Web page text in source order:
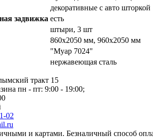
декоративные с авто шторкой
задвижка есть
штыри, 3 шт
860х2050 мм, 960х2050 мм
"Муар 7024"
нержавеющая сталь
тракт 15
пн - пт: 9:00 - 19:00;
02
и картами. Безналичный способ